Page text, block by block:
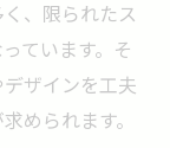
、限られたス
ています。そ
ザインを工夫
められます。